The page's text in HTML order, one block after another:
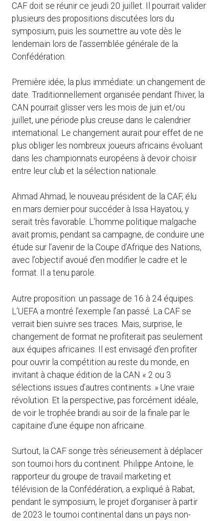
CAF doit se réunir ce jeudi 20 juillet. Il pourrait valider
plusieurs des propositions discutées lors du
symposium, puis les soumettre au vote dès le
lendemain lors de l’assemblée générale de la
Confédération.
Première idée, la plus immédiate: un changement de
date. Traditionnellement organisée pendant l’hiver, la
CAN pourrait glisser vers les mois de juin et/ou
juillet, une période plus creuse dans le calendrier
international. Le changement aurait pour effet de ne
plus obliger les nombreux joueurs africains évoluant
dans les championnats européens à devoir choisir
entre leur club et la sélection nationale.
Ahmad Ahmad, le nouveau président de la CAF, élu
en mars dernier pour succéder à Issa Hayatou, y
serait très favorable. L’homme politique malgache
avait promis, pendant sa campagne, de conduire une
étude sur l’avenir de la Coupe d’Afrique des Nations,
avec l’objectif avoué d’en modifier le cadre et le
format. Il a tenu parole.
Autre proposition: un passage de 16 à 24 équipes.
L’UEFA a montré l’exemple l’an passé. La CAF se
verrait bien suivre ses traces. Mais, surprise, le
changement de format ne profiterait pas seulement
aux équipes africaines. Il est envisagé d’en profiter
pour ouvrir la compétition au reste du monde, en
invitant à chaque édition de la CAN « 2 ou 3
sélections issues d’autres continents. » Une vraie
révolution. Et la perspective, pas forcément idéale,
de voir le trophée brandi au soir de la finale par le
capitaine d’une équipe non africaine.
Surtout, la CAF songe très sérieusement à déplacer
son tournoi hors du continent. Philippe Antoine, le
rapporteur du groupe de travail marketing et
télévision de la Confédération, a expliqué à Rabat,
pendant le symposium, le projet d’organiser à partir
de 2023 le tournoi continental dans un pays non-